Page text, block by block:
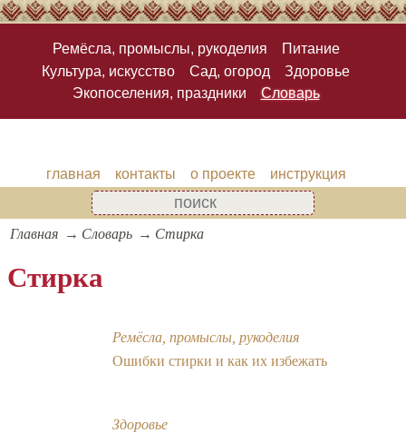
Ремёсла, промыслы, рукоделия
Питание
Культура, искусство
Сад, огород
Здоровье
Экопоселения, праздники
Словарь
главная контакты о проекте инструкция
Главная Словарь Стирка
Стирка
Ремёсла, промыслы, рукоделия
Ошибки стирки и как их избежать
Здоровье